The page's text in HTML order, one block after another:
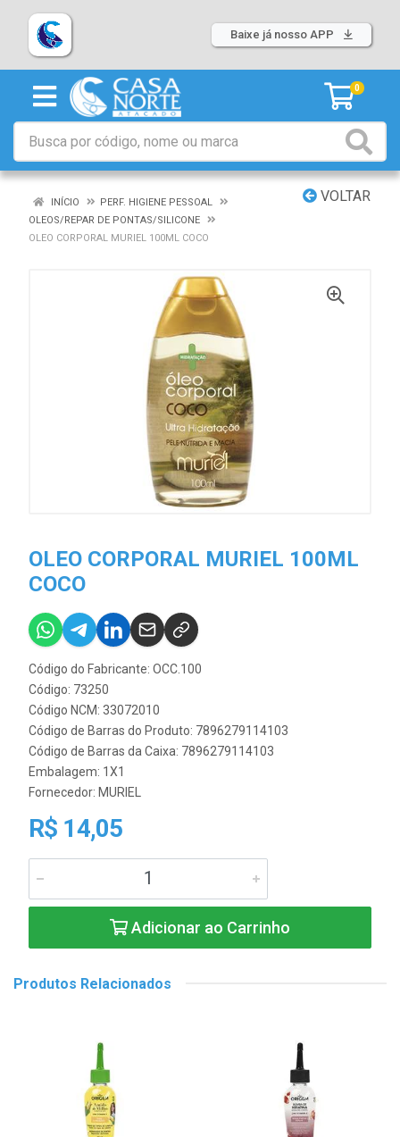
Baixe já nosso APP
0
VOLTAR
INÍCIO
PERF. HIGIENE PESSOAL
OLEOS/REPAR DE PONTAS/SILICONE
OLEO CORPORAL MURIEL 100ML COCO
OLEO CORPORAL MURIEL 100ML
COCO
Código do Fabricante: OCC.100
Código: 73250
Código NCM: 33072010
Código de Barras do Produto: 7896279114103
Código de Barras da Caixa: 7896279114103
Embalagem: 1X1
Fornecedor: MURIEL
R$ 14,05
Adicionar ao Carrinho
Produtos Relacionados